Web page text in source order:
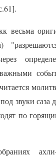
весьма
звуки саза
по